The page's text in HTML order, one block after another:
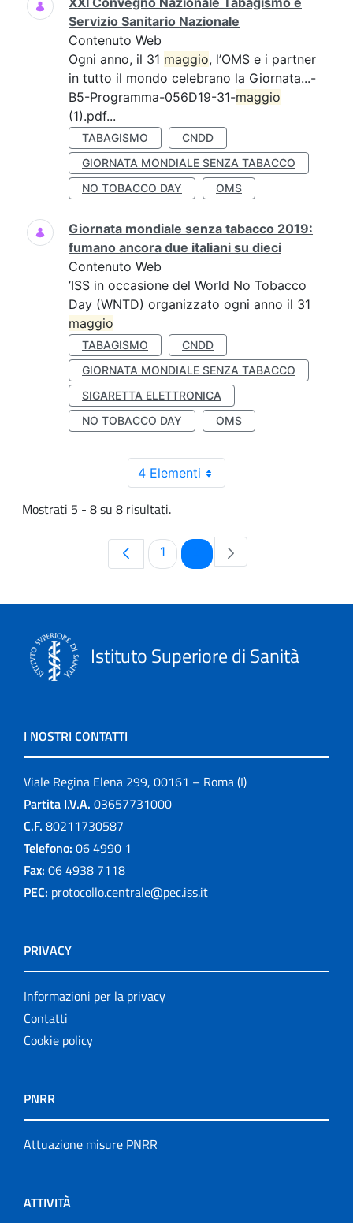
Servizio Sanitario Nazionale
Contenuto Web
Ogni anno, il 31 maggio, l’OMS e i partner
in tutto il mondo celebrano la Giornata...-
B5-Programma-056D19-31-maggio
(1).pdf...
TABAGISMO
CNDD
GIORNATA MONDIALE SENZA TABACCO
NO TOBACCO DAY
OMS
Giornata mondiale senza tabacco 2019:
fumano ancora due italiani su dieci
Contenuto Web
’ISS in occasione del World No Tobacco
Day (WNTD) organizzato ogni anno il 31
maggio
TABAGISMO
CNDD
GIORNATA MONDIALE SENZA TABACCO
SIGARETTA ELETTRONICA
NO TOBACCO DAY
OMS
4 Elementi
Mostrati 5 - 8 su 8 risultati.
Pagina
1 Pagina
Istituto Superiore di Sanità
I NOSTRI CONTATTI
Viale Regina Elena 299, 00161 – Roma (I)
Partita I.V.A. 03657731000
C.F. 80211730587
Telefono: 06 4990 1
Fax: 06 4938 7118
PEC: protocollo.centrale@pec.iss.it
PRIVACY
Informazioni per la privacy
Contatti
Cookie policy
PNRR
Attuazione misure PNRR
ATTIVITÀ